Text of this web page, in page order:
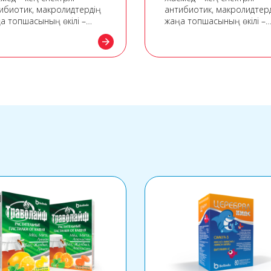
макролидтердің
топшасының өкілі –
arrow_forward
антибиотик,
жаңа топшасының өкілі –